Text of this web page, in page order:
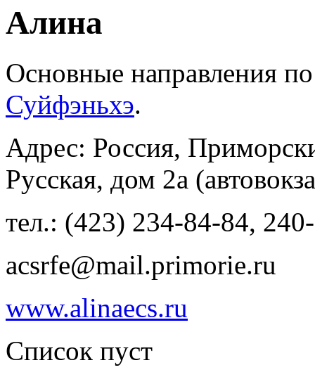
Алина
Основные направления
Суйфэньхэ.
Адрес: Россия,
Русская, дом 2а
тел.: (423) 234-84-84,
acsrfe@mail.primorie.ru
www.alinaecs.ru
Список пуст